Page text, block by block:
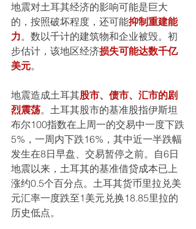
地震对土耳其经济的影响可能是巨大
的，按照破坏程度，还可能抑制重建能
力。数以千计的建筑物和企业被毁。初
步估计，该地区经济损失可能达数千亿
美元。
地震造成土耳其股市、债市、汇市的剧
烈震荡。土耳其股市的基准股指伊斯坦
布尔100指数在上周一的交易中一度下跌
5%，一周内下跌16%，其中近一半跌幅
发生在8日早盘、交易暂停之前。自6日
地震以来，土耳其的基准借贷成本已上
涨约0.5个百分点。土耳其货币里拉兑美
元汇率一度跌至1美元兑换18.85里拉的
历史低点。